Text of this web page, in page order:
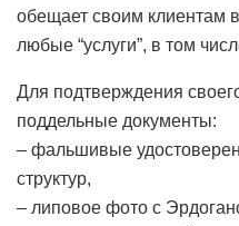
обещает своим клиентам
любые “услуги”, в том
Для подтверждения
поддельные документы:
– фальшивые
структур,
– липовое фото с